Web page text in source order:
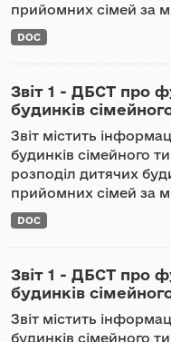
прийомних сімей за
DOC
Звіт 1 - ДБСТ про
будинків
Звіт містить
будинків сімейного
розподіл дитячих
прийомних сімей за
DOC
Звіт 1 - ДБСТ про
будинків
Звіт містить
будинків сімейного